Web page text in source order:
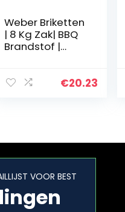
Weber Briketten
| 8 Kg Zak| BBQ
Brandstof |
Gemakkelijk Aan
€20.23
VOOR BEST